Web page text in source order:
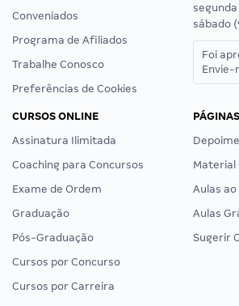
Conveniados
Programa de Afiliados
Trabalhe Conosco
Preferências de Cookies
sábado
Foi
Envie-
CURSOS ONLINE
Assinatura Ilimitada
Coaching para Concursos
Exame de Ordem
Graduação
Pós-Graduação
Cursos por Concurso
Cursos por Carreira
Material
Aulas ao
Aulas
Sugerir